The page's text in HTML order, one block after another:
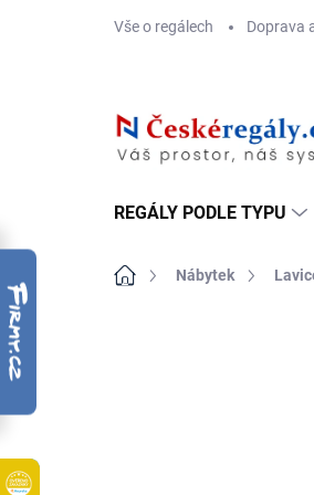
Vše o regálech Doprava
REGÁLY PODLE TYPU
Domů Nábytek